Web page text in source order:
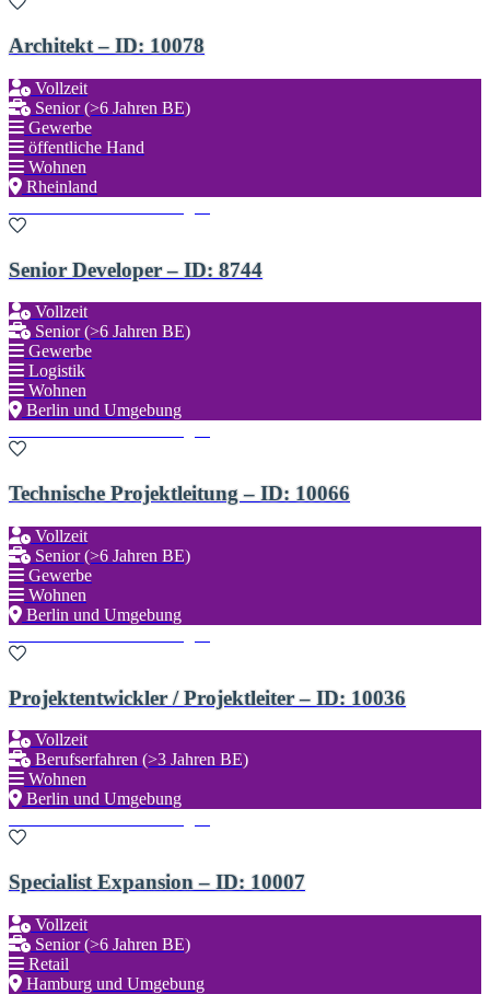
Architekt – ID: 10078
Vollzeit
Senior (>6 Jahren BE)
Gewerbe
öffentliche Hand
Wohnen
Rheinland
Senior Developer – ID: 8744
Vollzeit
Senior (>6 Jahren BE)
Gewerbe
Logistik
Wohnen
Berlin und Umgebung
Technische Projektleitung – ID: 10066
Vollzeit
Senior (>6 Jahren BE)
Gewerbe
Wohnen
Berlin und Umgebung
Projektentwickler / Projektleiter – ID: 10036
Vollzeit
Berufserfahren (>3 Jahren BE)
Wohnen
Berlin und Umgebung
Specialist Expansion – ID: 10007
Vollzeit
Senior (>6 Jahren BE)
Retail
Hamburg und Umgebung